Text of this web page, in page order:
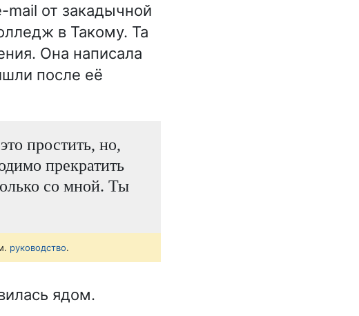
mail от закадычной
в Такому. Та
Она написала
после её
простить, но,
прекратить
со мной. Ты
руководство.
ядом.